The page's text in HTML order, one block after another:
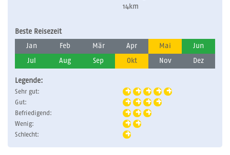
14km
Beste Reisezeit
Jan Feb Mär Apr Mai Jun
Jul Aug Sep Okt Nov Dez
Legende:
Sehr gut:
Gut:
Befriedigend:
Wenig:
Schlecht: